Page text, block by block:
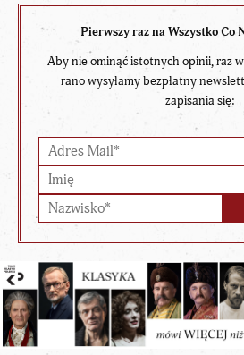
Pierwszy raz na Wszystko Co
Aby nie ominąć istotnych opinii, raz
rano wysyłamy bezpłatny
zapisania się: